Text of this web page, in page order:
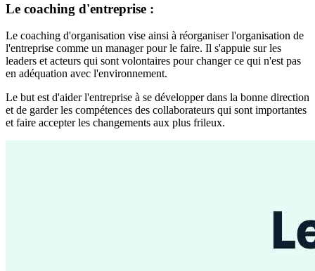
Le coaching d'entreprise :
Le coaching d'organisation vise ainsi à réorganiser l'organisation de
l'entreprise comme un manager pour le faire. Il s'appuie sur les
leaders et acteurs qui sont volontaires pour changer ce qui n'est pas
en adéquation avec l'environnement.
Le but est d'aider l'entreprise à se développer dans la bonne direction
et de garder les compétences des collaborateurs qui sont importantes
et faire accepter les changements aux plus frileux.